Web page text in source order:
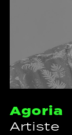
Agoria
Artiste